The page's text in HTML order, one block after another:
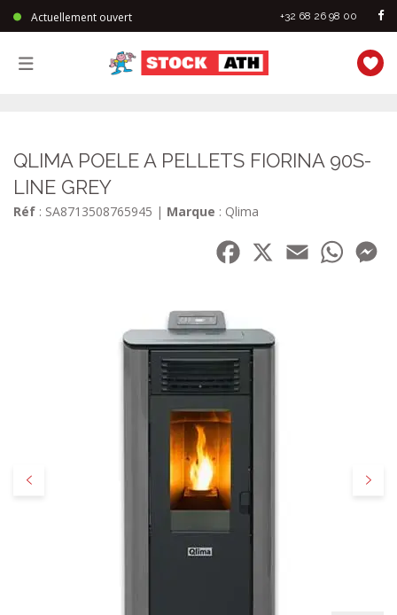
Actuellement ouvert +32 68 26 98 00
QLIMA POELE A PELLETS FIORINA 90S-
LINE GREY
Réf : SA8713508765945 | Marque : Qlima
Facebook
Email
Précédent